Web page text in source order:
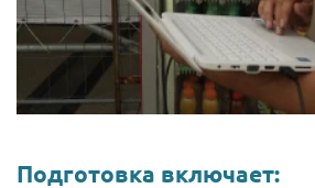
Подготовка включает: